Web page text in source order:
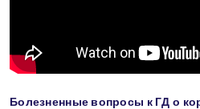
Болезненные вопросы к ГД о